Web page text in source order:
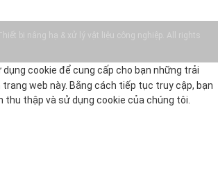
bị nâng hạ & xử lý vật liệu công nghiệp. All rights
cookie để cung cấp cho bạn những trải
web này. Bằng cách tiếp tục truy cập, bạn
thu thập và sử dụng cookie của chúng tôi.